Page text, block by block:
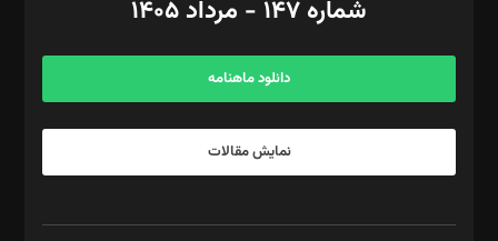
آگهی و مشترکین: ۰۹۱۹۹۹۹۰۴۵۴
شماره ۱۴۷ - مرداد ۱۴۰۵
دانلود ماهنامه
نمایش مقالات